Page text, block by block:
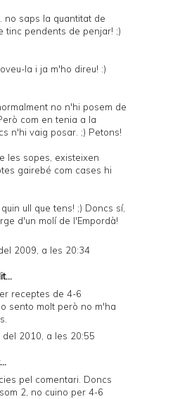
no saps la quantitat de
tinc pendents de penjar! ;)
la i ja m'ho direu! :)
no n'hi posem de
com en tenia a la
n'hi vaig posar. ;) Petons!
les sopes, existeixen
gairebé com cases hi
ull que tens! ;) Doncs sí,
d'un molí de l'Empordà!
2009, a les 20:34
receptes de 4-6
sento molt però no m'ha
del 2010, a les 20:55
pel comentari. Doncs
2, no cuino per 4-6